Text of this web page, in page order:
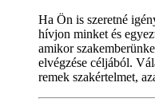
Ha Ön is szeretné
hívjon minket és
amikor
elvégzése céljából.
remek szakértelmet,